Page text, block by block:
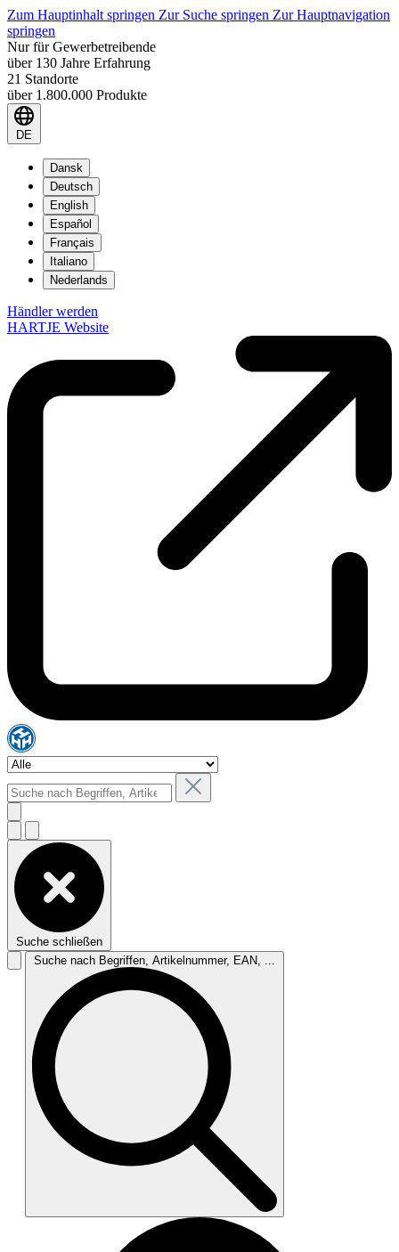
Zum Hauptinhalt springen Zur Suche springen Zur Hauptnavigation
springen
Nur für Gewerbetreibende
über 130 Jahre Erfahrung
21 Standorte
über 1.800.000 Produkte
DE
Dansk
Deutsch
English
Español
Français
Italiano
Nederlands
Händler werden
HARTJE Website
Suche schließen
Suche nach Begriffen, Artikelnummer, EAN, ...